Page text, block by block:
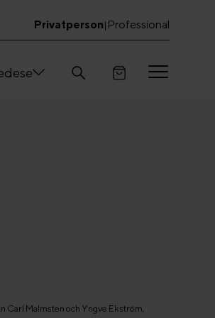
Privatperson| Professional
Carl Malmsten och Yngve Ekström,